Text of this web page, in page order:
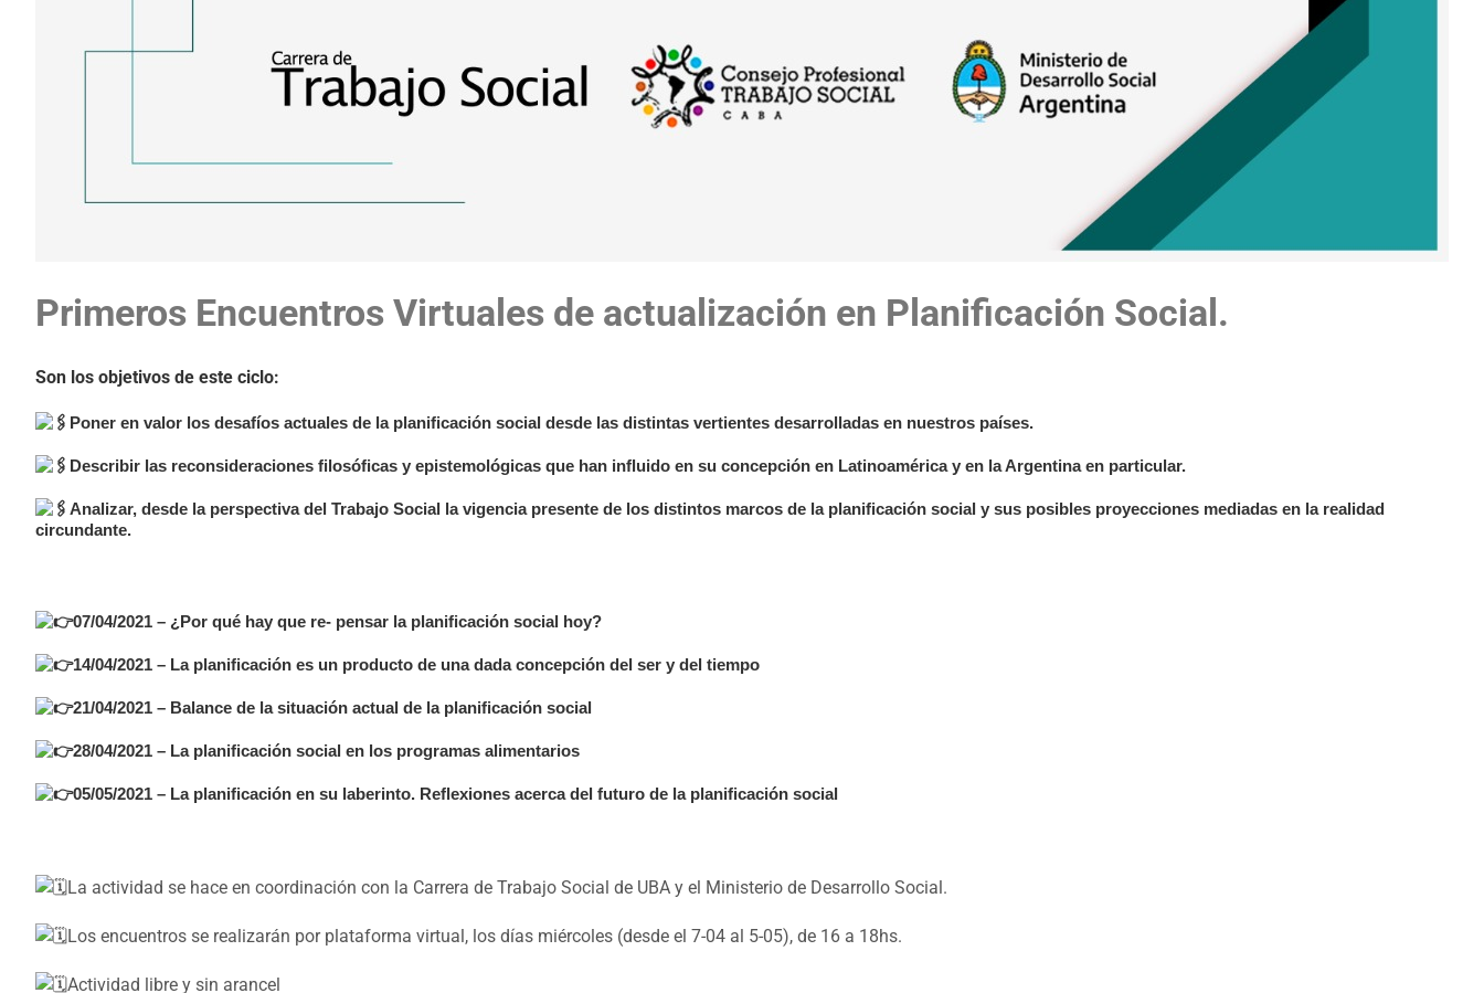
Primeros Encuentros Virtuales de actualización en Planificación Social.
Son los objetivos de este ciclo:
Poner en valor los desafíos actuales de la planificación social desde las distintas vertientes desarrolladas en nuestros países.
Describir las reconsideraciones filosóficas y epistemológicas que han influido en su concepción en Latinoamérica y en la Argentina en particular.
Analizar, desde la perspectiva del Trabajo Social la vigencia presente de los distintos marcos de la planificación social y sus posibles proyecciones mediadas en la realidad
circundante.
07/04/2021 – ¿Por qué hay que re- pensar la planificación social hoy?
14/04/2021 – La planificación es un producto de una dada concepción del ser y del tiempo
21/04/2021 – Balance de la situación actual de la planificación social
28/04/2021 – La planificación social en los programas alimentarios
05/05/2021 – La planificación en su laberinto. Reflexiones acerca del futuro de la planificación social
La actividad se hace en coordinación con la Carrera de Trabajo Social de UBA y el Ministerio de Desarrollo Social.
Los encuentros se realizarán por plataforma virtual, los días miércoles (desde el 7-04 al 5-05), de 16 a 18hs.
Actividad libre y sin arancel